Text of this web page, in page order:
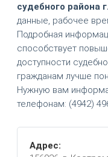
судебного района
данные, рабочее
Подробная
способствует
доступности
гражданам лучше
Нужную вам
телефонам: (4942)
Адрес: